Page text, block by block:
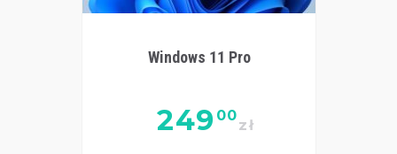
Windows 11 Pro
249 00
zł